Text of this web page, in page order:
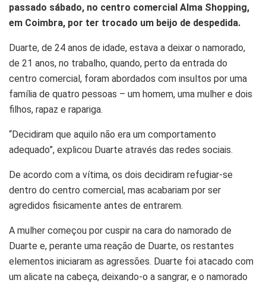
passado sábado, no centro comercial Alma Shopping,
em Coimbra, por ter trocado um beijo de despedida.
Duarte, de 24 anos de idade, estava a deixar o namorado,
de 21 anos, no trabalho, quando, perto da entrada do
centro comercial, foram abordados com insultos por uma
família de quatro pessoas – um homem, uma mulher e dois
filhos, rapaz e rapariga.
“Decidiram que aquilo não era um comportamento
adequado”, explicou Duarte através das redes sociais.
De acordo com a vítima, os dois decidiram refugiar-se
dentro do centro comercial, mas acabariam por ser
agredidos fisicamente antes de entrarem.
A mulher começou por cuspir na cara do namorado de
Duarte e, perante uma reação de Duarte, os restantes
elementos iniciaram as agressões. Duarte foi atacado com
um alicate na cabeça, deixando-o a sangrar, e o namorado